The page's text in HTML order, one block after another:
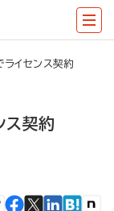
ライセンス契約
ス契約